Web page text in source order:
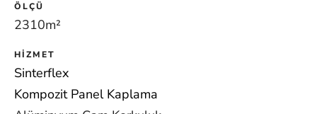
ÖLÇÜ
2310m²
HIZMET
Sinterflex
Kompozit Panel Kaplama